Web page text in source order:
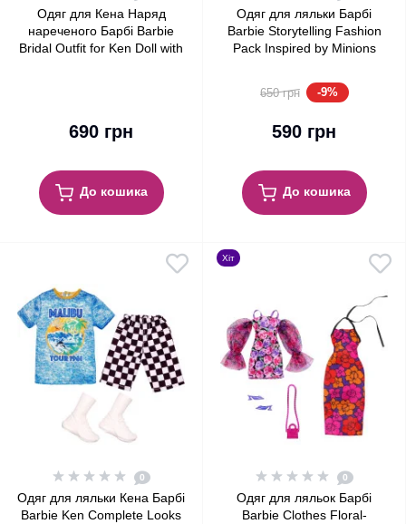
Одяг для Кена Наряд
нареченого Барбі Barbie
Bridal Outfit for Ken Doll with
690 грн
До кошика
Одяг для ляльки Барбі
Barbie Storytelling Fashion
Pack Inspired by Minions
Accessories
650 грн -9%
590 грн
До кошика
0
Одяг для ляльки Кена Барбі
Barbie Ken Complete Looks
Хіт
0
Одяг для ляльок Барбі
Barbie Clothes Floral-